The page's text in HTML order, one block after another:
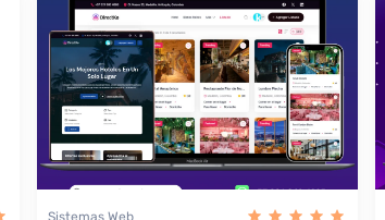
Sistemas Web